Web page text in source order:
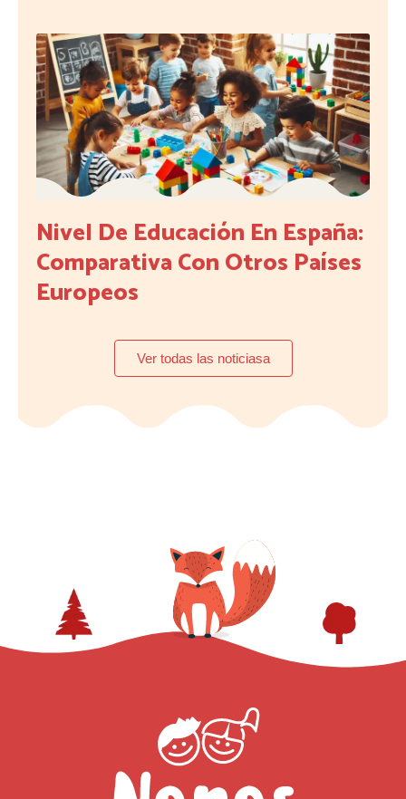
Nivel De Educación En España:
Comparativa Con Otros Países
Europeos
Ver todas las noticiasa